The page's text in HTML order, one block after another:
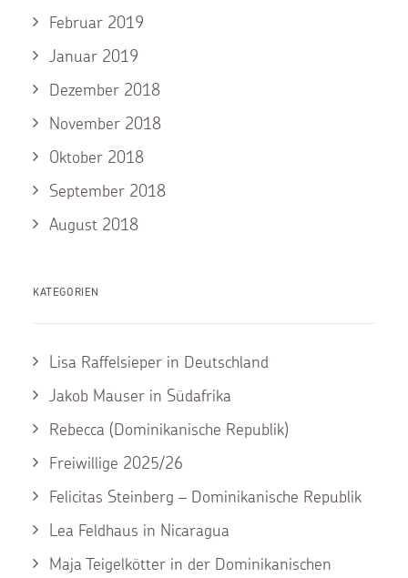
Februar 2019
Januar 2019
Dezember 2018
November 2018
Oktober 2018
September 2018
August 2018
KATEGORIEN
Lisa Raffelsieper in Deutschland
Jakob Mauser in Südafrika
Rebecca (Dominikanische Republik)
Freiwillige 2025/26
Felicitas Steinberg – Dominikanische Republik
Lea Feldhaus in Nicaragua
Maja Teigelkötter in der Dominikanischen